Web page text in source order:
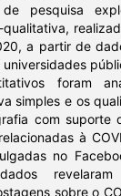
pesquisa
a partir de
foram
simples e os
com suporte
à
no
sobre o